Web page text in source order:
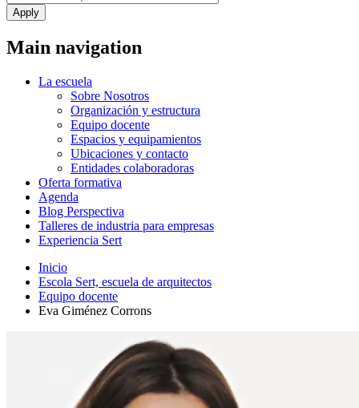
Main navigation
La escuela
Sobre Nosotros
Organización y estructura
Equipo docente
Espacios y equipamientos
Ubicaciones y contacto
Entidades colaboradoras
Oferta formativa
Agenda
Blog Perspectiva
Talleres de industria para empresas
Experiencia Sert
Inicio
Escola Sert, escuela de arquitectos
Equipo docente
Eva Giménez Corrons